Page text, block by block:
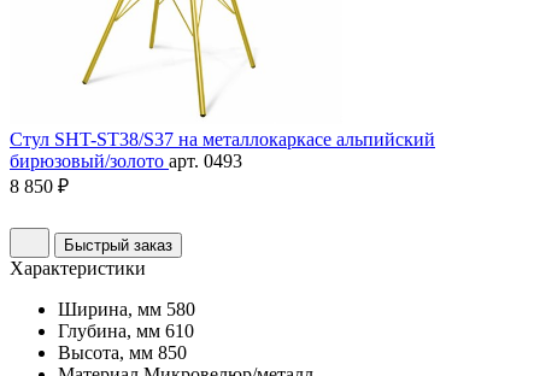
Стул SHT-ST38/S37 на металлокаркасе альпийский
бирюзовый/золото арт. 0493
8 850 ₽
Быстрый заказ
Характеристики
Ширина, мм 580
Глубина, мм 610
Высота, мм 850